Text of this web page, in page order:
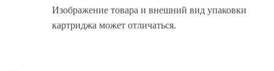
Изображение товара и внешний вид упаковки
картриджа может отличаться.